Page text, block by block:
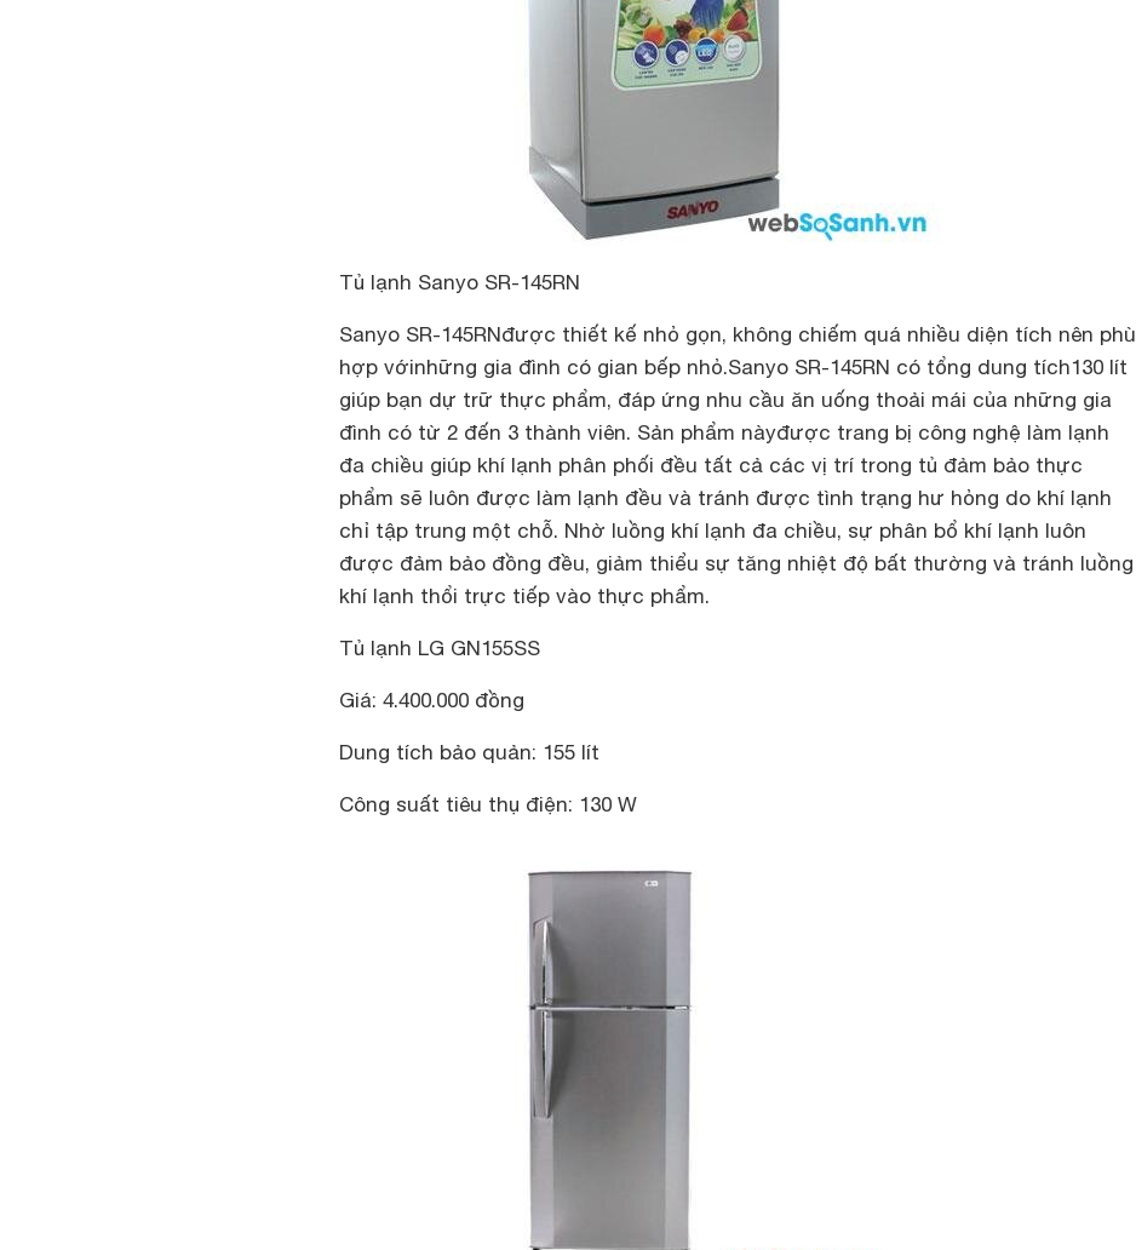
Tủ lạnh Sanyo SR-145RN
Sanyo SR-145RNđược thiết kế nhỏ gọn, không chiếm quá nhiều diện tích nên phù
hợp vớinhững gia đình có gian bếp nhỏ.Sanyo SR-145RN có tổng dung tích130 lít
giúp bạn dự trữ thực phẩm, đáp ứng nhu cầu ăn uống thoải mái của những gia
đình có từ 2 đến 3 thành viên. Sản phẩm nàyđược trang bị công nghệ làm lạnh
đa chiều giúp khí lạnh phân phối đều tất cả các vị trí trong tủ đảm bảo thực
phẩm sẽ luôn được làm lạnh đều và tránh được tình trạng hư hỏng do khí lạnh
chỉ tập trung một chỗ. Nhờ luồng khí lạnh đa chiều, sự phân bổ khí lạnh luôn
được đảm bảo đồng đều, giảm thiểu sự tăng nhiệt độ bất thường và tránh luồng
khí lạnh thổi trực tiếp vào thực phẩm.
Tủ lạnh LG GN155SS
Giá: 4.400.000 đồng
Dung tích bảo quản: 155 lít
Công suất tiêu thụ điện: 130 W